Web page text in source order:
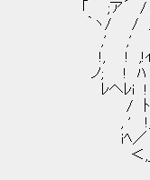
「 ;ア´ / u / i
｀ヽ/ / / メ､_
,' ,' !ｧｧｰ-;､.
!, ! ,!ｲ i
ノ; ! ﾊ
ﾚへﾚi !
/ ﾄ､ rｧ
, ' !,/｀'i ､,` ､
iﾍ／ヽ､ﾉﾍ_!
＜,__ヽ,:'"
/ 7:::/ ﾊ/